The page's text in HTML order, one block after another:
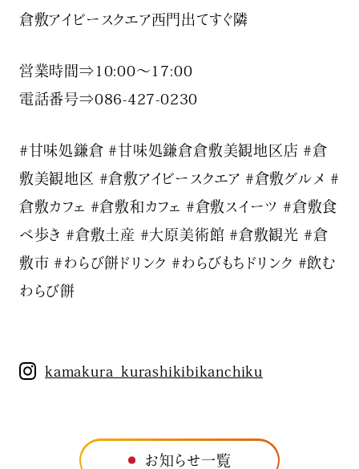
倉敷アイビースクエア西門出てすぐ隣
営業時間⇒10:00〜17:00
電話番号⇒086-427-0230️
#甘味処鎌倉 #甘味処鎌倉倉敷美観地区店 #倉
敷美観地区 #倉敷アイビースクエア #倉敷グルメ #
倉敷カフェ #倉敷和カフェ #倉敷スイーツ #倉敷食
べ歩き #倉敷土産 #大原美術館 #倉敷観光 #倉
敷市 #わらび餅ドリンク #わらびもちドリンク #飲む
わらび餅
kamakura_kurashikibikanchiku
お知らせ一覧